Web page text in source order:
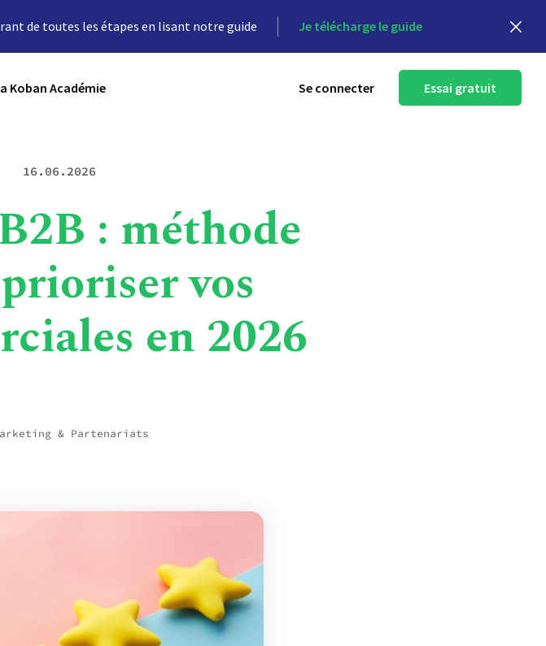
de toutes les étapes en lisant notre guide Je télécharge le guide
Koban Académie Se connecter Essai gratuit
16.06.2026
: méthode
vos
en 2026
& Partenariats